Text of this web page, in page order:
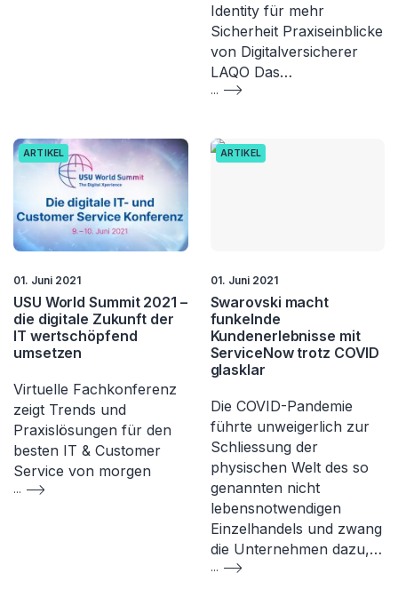
Identity für mehr
Sicherheit Praxiseinblicke
von Digitalversicherer
LAQO Das…
...
ARTIKEL
01. Juni 2021
USU World Summit 2021 –
die digitale Zukunft der
IT wertschöpfend
umsetzen
Virtuelle Fachkonferenz
zeigt Trends und
Praxislösungen für den
besten IT & Customer
Service von morgen
...
ARTIKEL
01. Juni 2021
Swarovski macht
funkelnde
Kundenerlebnisse mit
ServiceNow trotz COVID
glasklar
Die COVID-Pandemie
führte unweigerlich zur
Schliessung der
physischen Welt des so
genannten nicht
lebensnotwendigen
Einzelhandels und zwang
die Unternehmen dazu,…
...